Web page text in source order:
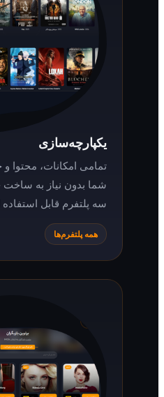
یکپارچه‌سازی
تمامی امکانات، محتوا
شما بدون نیاز به ساخت
سه پلتفرم قابل
همه پلتفرم‌ها